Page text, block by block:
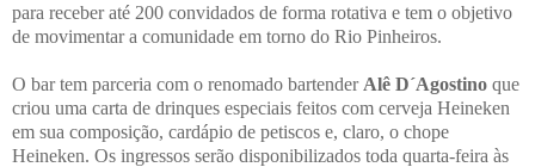
para receber até 200 convidados de forma rotativa e tem o objetivo
de movimentar a comunidade em torno do Rio Pinheiros.
O bar tem parceria com o renomado bartender Alê D´Agostino que
criou uma carta de drinques especiais feitos com cerveja Heineken
em sua composição, cardápio de petiscos e, claro, o chope
Heineken. Os ingressos serão disponibilizados toda quarta-feira às